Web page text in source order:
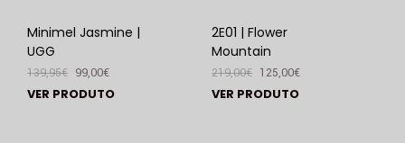
Minimel Jasmine |
UGG
139,95€ 99,00€
VER PRODUTO
2E01 | Flower
Mountain
219,00€ 125,00€
VER PRODUTO